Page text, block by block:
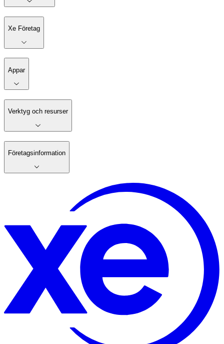
Xe Företag
Appar
Verktyg och resurser
Företagsinformation